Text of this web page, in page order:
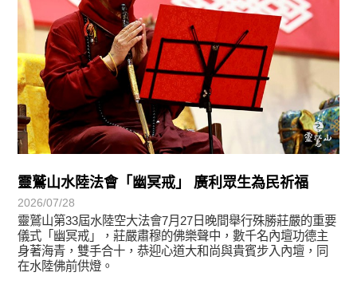
靈鷲山水陸法會「幽冥戒」 廣利眾生為民祈福
2026/07/28
靈鷲山第33屆水陸空大法會7月27日晚間舉行殊勝莊嚴的重要
儀式「幽冥戒」，莊嚴肅穆的佛樂聲中，數千名內壇功德主
身著海青，雙手合十，恭迎心道大和尚與貴賓步入內壇，同
在水陸佛前供燈。